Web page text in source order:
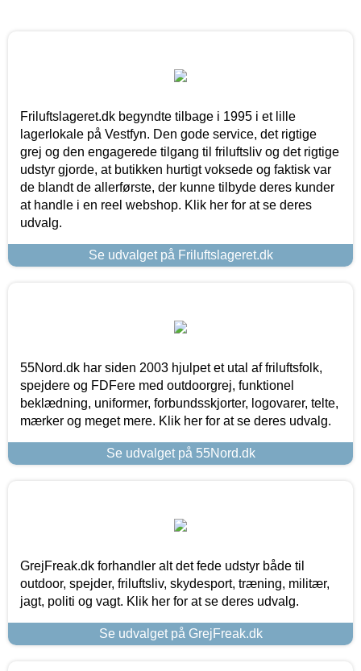
Friluftslageret.dk begyndte tilbage i 1995 i et lille
lagerlokale på Vestfyn. Den gode service, det rigtige
grej og den engagerede tilgang til friluftsliv og det rigtige
udstyr gjorde, at butikken hurtigt voksede og faktisk var
de blandt de allerførste, der kunne tilbyde deres kunder
at handle i en reel webshop. Klik her for at se deres
udvalg.
Se udvalget på Friluftslageret.dk
55Nord.dk har siden 2003 hjulpet et utal af friluftsfolk,
spejdere og FDFere med outdoorgrej, funktionel
beklædning, uniformer, forbundsskjorter, logovarer, telte,
mærker og meget mere. Klik her for at se deres udvalg.
Se udvalget på 55Nord.dk
GrejFreak.dk forhandler alt det fede udstyr både til
outdoor, spejder, friluftsliv, skydesport, træning, militær,
jagt, politi og vagt. Klik her for at se deres udvalg.
Se udvalget på GrejFreak.dk